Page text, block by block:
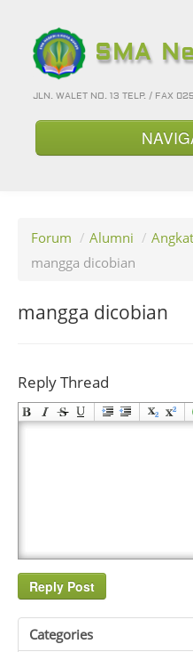
SMA
JLN. WALET NO. 13 TELP. / FAX
Album Foto
Hubungi Kami
Login
Forum / Alumni /
mangga dicobian
mangga dicobian
Reply Thread
Categories